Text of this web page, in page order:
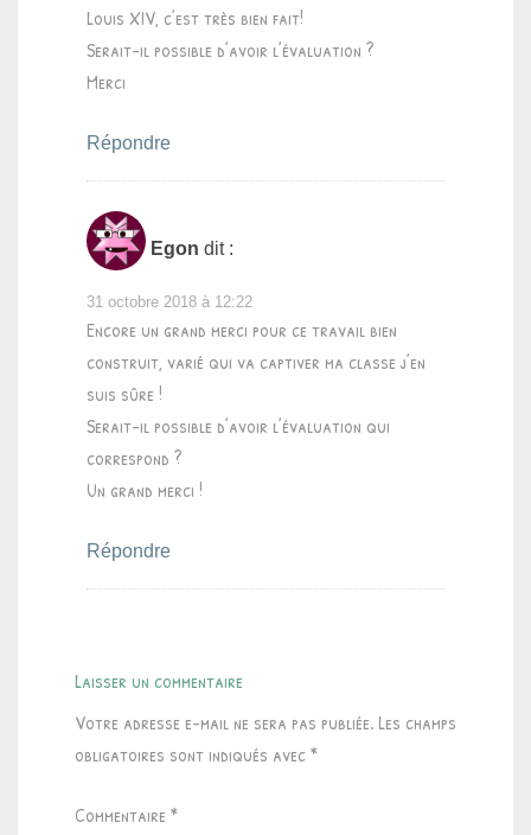
Louis XIV, c’est très bien fait!
Serait-il possible d’avoir l’évaluation ?
Merci
Répondre
Egon dit :
31 octobre 2018 à 12:22
Encore un grand merci pour ce travail bien
construit, varié qui va captiver ma classe j’en
suis sûre !
Serait-il possible d’avoir l’évaluation qui
correspond ?
Un grand merci !
Répondre
Laisser un commentaire
Votre adresse e-mail ne sera pas publiée. Les champs
obligatoires sont indiqués avec*
Commentaire *